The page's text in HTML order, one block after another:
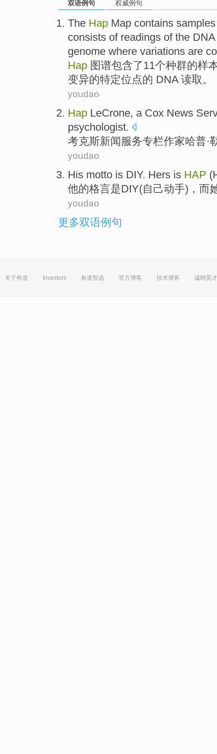
双语例句 权威例句
The Hap Map contains
consists of readings of the DNA
genome where variations are
Hap 图谱包含了11个种群的样
变异的特定位点的 DNA 读取 。
youdao
Hap LeCrone, a Cox News
psychologist.
考克斯新闻 服务专栏作家哈普·
youdao
His motto is DIY. Hers is HAP (
他的格言是DIY(自己动手)， 而
youdao
更多双语例句
关于有道 Investors 有道智选 官方博客 技术博客 诚聘英才